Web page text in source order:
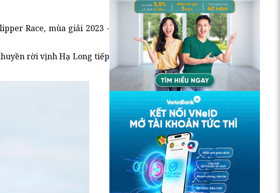
Race, mùa giải 2023 -
rời vịnh Hạ Long tiếp